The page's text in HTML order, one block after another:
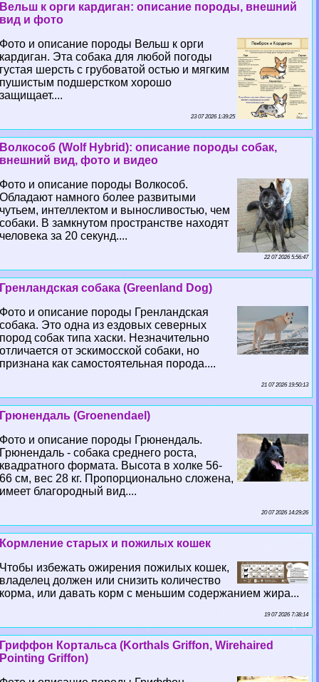
Вельш к opги кардиган: описание породы, внешний
вид и фото
Фото и описание породы Вельш к opги
кардиган. Эта собака для любой погоды
густая шерсть с грубоватой остью и мягким
пушистым подшерстком хорошо
защищает....
23 07 2026 1:39:25
Волкособ (Wolf Hybrid): описание породы собак,
внешний вид, фото и видео
Фото и описание породы Волкособ.
Обладают намного более развитыми
чутьем, интеллектом и выносливостью, чем
собаки. В замкнутом прострaнcтве находят
человека за 20 секунд....
22 07 2026 5:56:47
Гренландская собака (Greenland Dog)
Фото и описание породы Гренландская
собака. Это одна из ездовых северных
пород собак типа хаски. Незначительно
отличается от эскимосской собаки, но
признана как самостоятельная порода....
21 07 2026 19:50:13
Грюнендаль (Groenendael)
Фото и описание породы Грюнендаль.
Грюнендаль - собака среднего роста,
квадратного формата. Высота в холке 56-
66 см, вес 28 кг. Пропорционально сложена,
имеет благородный вид....
20 07 2026 14:29:26
Кормление старых и пожилых кошек
Чтобы избежать ожирения пожилых кошек,
владелец должен или снизить количество
корма, или давать корм с меньшим содержанием жира...
19 07 2026 7:38:14
Гриффон Кортальса (Korthals Griffon, Wirehaired
Pointing Griffon)